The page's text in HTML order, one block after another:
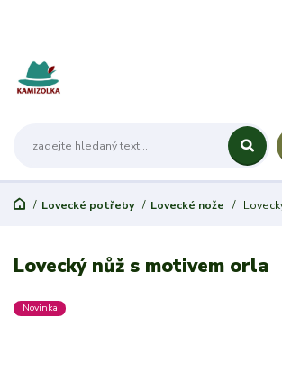
Lovecké potřeby Lovecké nože
Lovecký nůž s motivem orla
Novinka